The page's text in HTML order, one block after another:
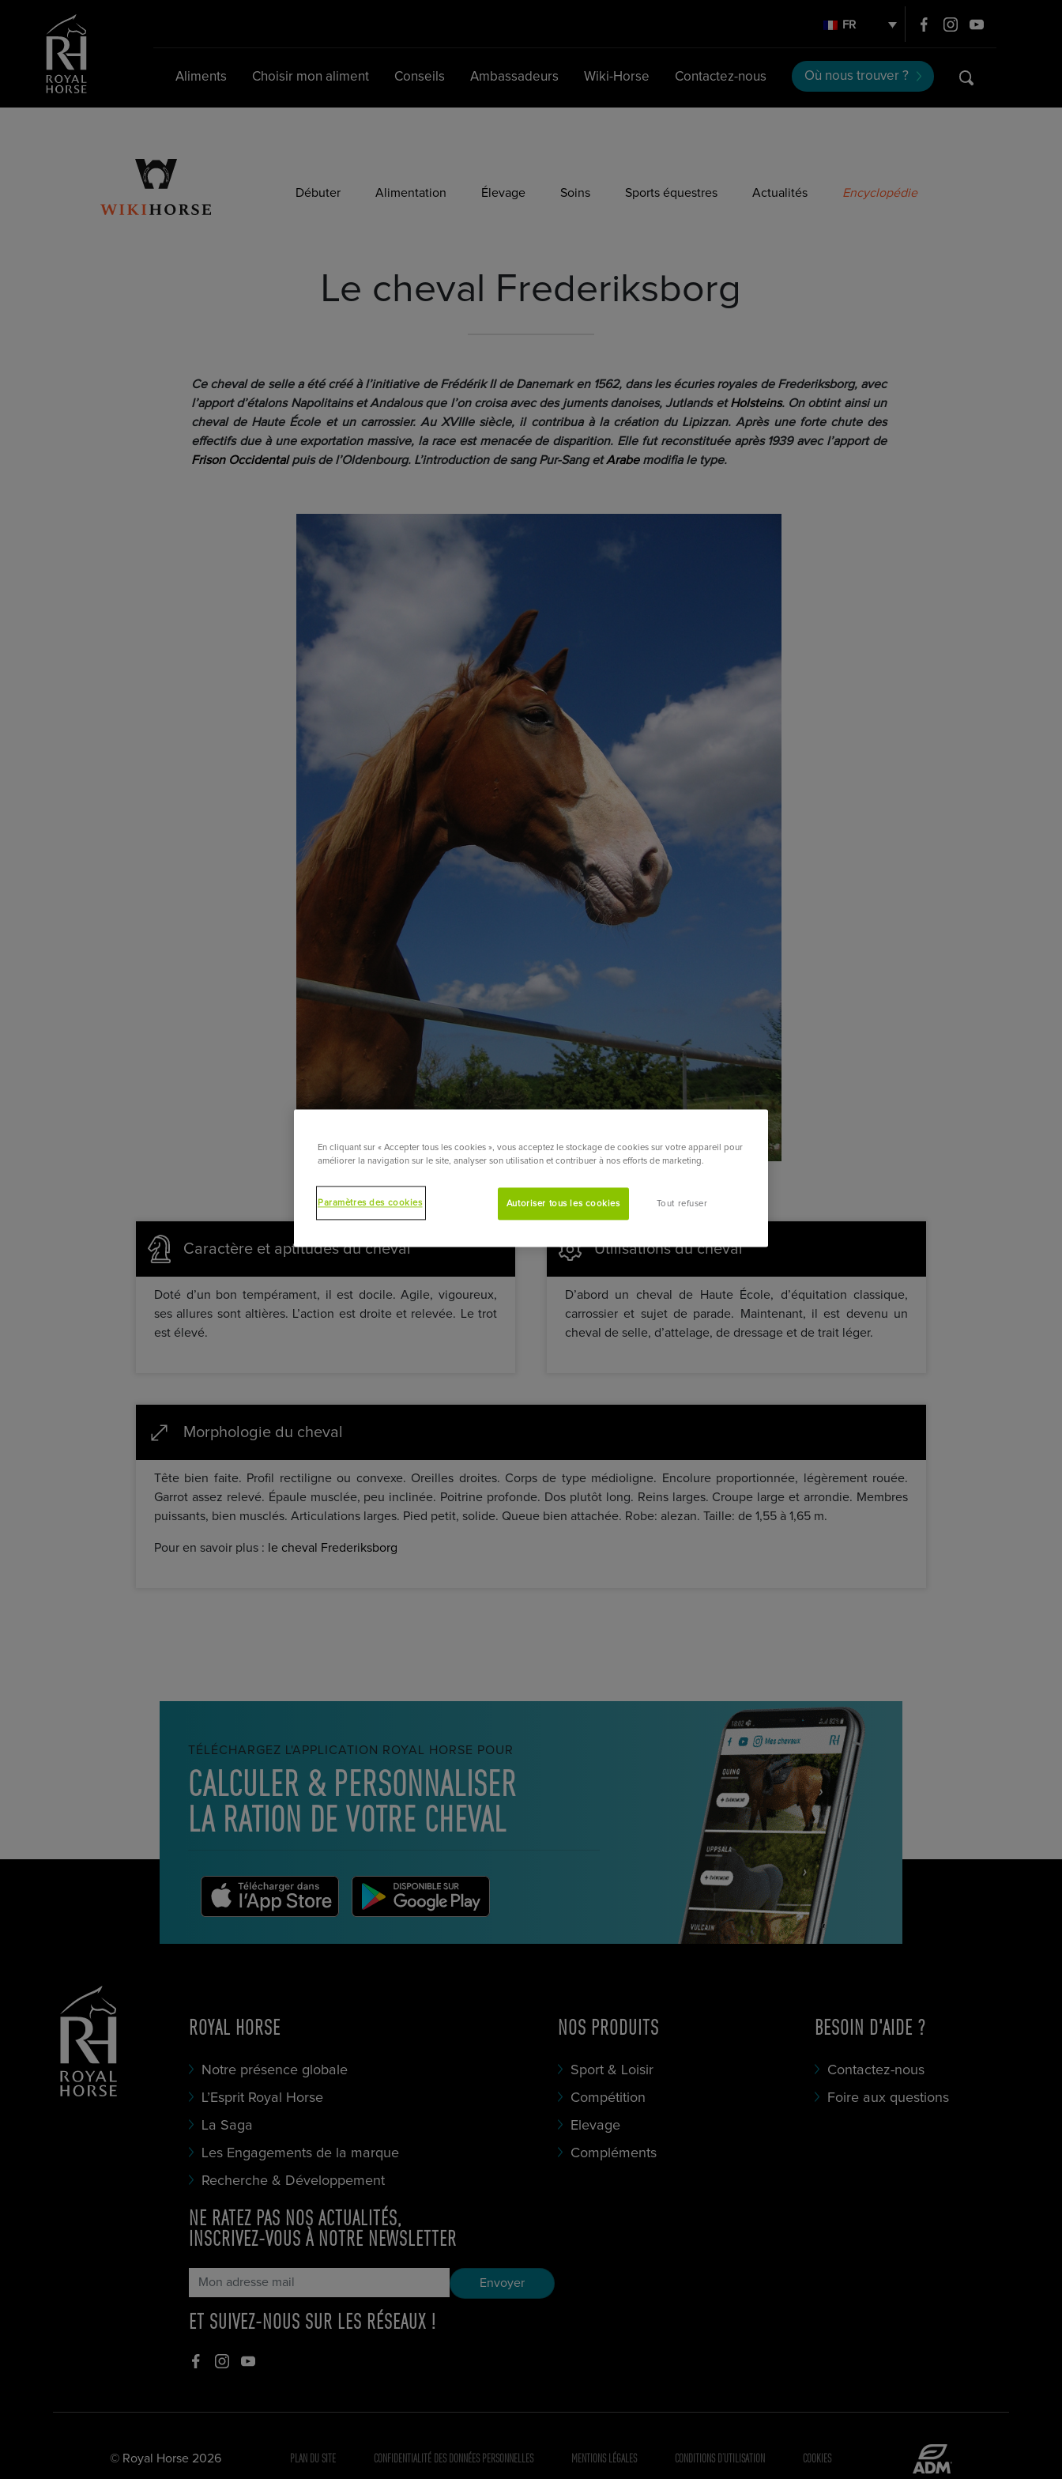
FR
Aliments Choisir mon aliment Conseils Ambassadeurs Wiki-Horse Contactez-nous Où nous trouver ?
Débuter Alimentation Élevage Soins Sports équestres Actualités Encyclopédie
Le cheval Frederiksborg
Ce cheval de selle a été créé à l’initiative de Frédérik II de Danemark en 1562, dans les écuries royales de Frederiksborg, avec
l’apport d’étalons Napolitains et Andalous que l’on croisa avec des juments danoises, Jutlands etHolsteins. On obtint ainsi un
cheval de Haute École et un carrossier. Au XVIIIe siècle, il contribua à la création du Lipizzan.Après une forte chute des
effectifs due à une exportation massive, la race est menacée de disparition. Elle fut reconstituée après 1939 avec l’apport de
Frison Occidentalpuis de l’Oldenbourg. L’introduction de sang Pur-Sang etArabemodifia le type.
Caractère et aptitudes du cheval
Doté d’un bon tempérament, il est docile. Agile, vigoureux,
ses allures sont altières. L’action est droite et relevée. Le trot
est élevé.
Utilisations du cheval
D’abord un cheval de Haute École, d’équitation classique,
carrossier et sujet de parade. Maintenant, il est devenu un
cheval de selle, d’attelage, de dressage et de trait léger.
Morphologie du cheval
Tête bien faite. Profil rectiligne ou convexe. Oreilles droites. Corps de type médioligne. Encolure proportionnée, légèrement rouée.
Garrot assez relevé. Épaule musclée, peu inclinée. Poitrine profonde. Dos plutôt long. Reins larges. Croupe large et arrondie. Membres
puissants, bien musclés. Articulations larges. Pied petit, solide. Queue bien attachée. Robe: alezan. Taille: de 1,55 à 1,65 m.
Pour en savoir plus : le cheval Frederiksborg
TÉLÉCHARGEZ L'APPLICATION ROYAL HORSE POUR
CALCULER & PERSONNALISER
LA RATION DE VOTRE CHEVAL
ROYAL HORSE
Notre présence globale
L’Esprit Royal Horse
La Saga
Les Engagements de la marque
Recherche & Développement
NOS PRODUITS
Sport & Loisir
Compétition
Elevage
Compléments
BESOIN D'AIDE ?
Contactez-nous
Foire aux questions
NE RATEZ PAS NOS ACTUALITÉS,
INSCRIVEZ-VOUS À NOTRE NEWSLETTER
ET SUIVEZ-NOUS SUR LES RÉSEAUX !
© Royal Horse 2026 PLAN DU SITE CONFIDENTIALITÉ DES DONNÉES PERSONNELLES MENTIONS LÉGALES CONDITIONS D’UTILISATION COOKIES
En cliquant sur « Accepter tous les cookies », vous acceptez le stockage de cookies sur votre appareil pour
améliorer la navigation sur le site, analyser son utilisation et contribuer à nos efforts de marketing.
Paramètres des cookies Tout refuser
Autoriser tous les cookies